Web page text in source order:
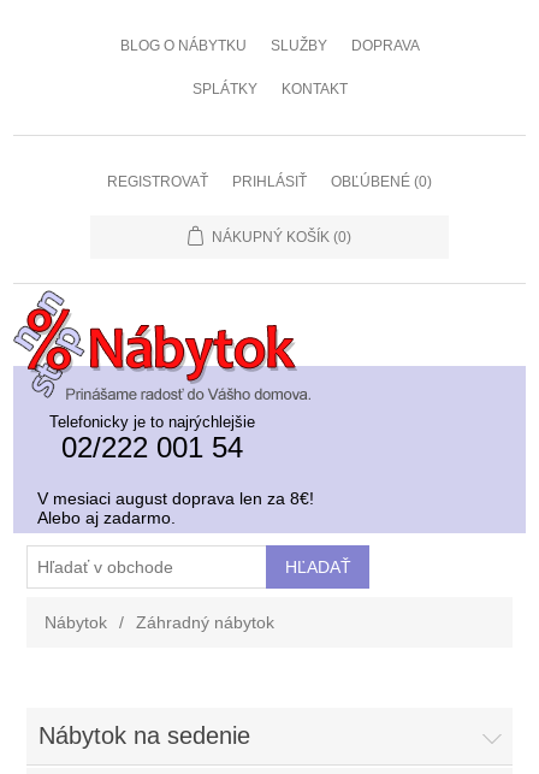
BLOG O NÁBYTKU SLUŽBY DOPRAVA
SPLÁTKY KONTAKT
REGISTROVAŤ PRIHLÁSIŤ OBĽÚBENÉ (0)
NÁKUPNÝ KOŠÍK (0)
Telefonicky je to najrýchlejšie
02/222 001 54
V mesiaci august doprava len za 8€!
Alebo aj zadarmo.
Nábytok / Záhradný nábytok
Nábytok na sedenie